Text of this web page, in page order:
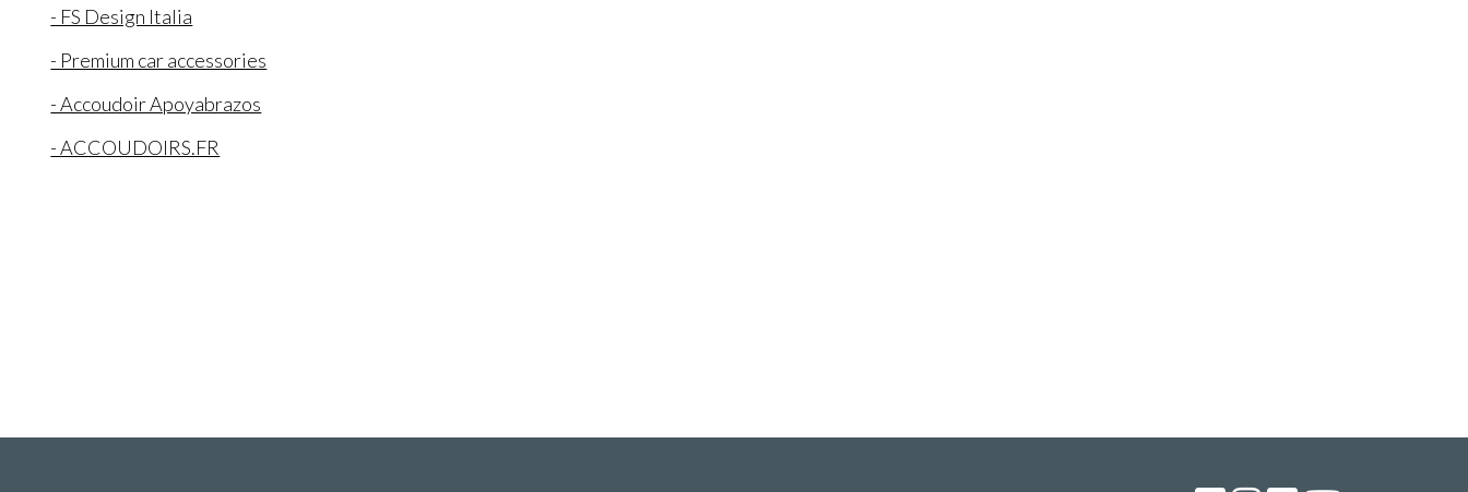
- FS Design Italia
- Premium car accessories
- Accoudoir Apoyabrazos
- ACCOUDOIRS.FR